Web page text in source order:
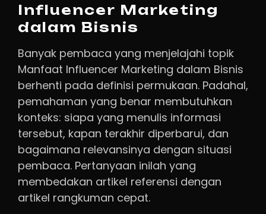
Influencer Marketing
dalam Bisnis
Banyak pembaca yang menjelajahi topik
Manfaat Influencer Marketing dalam Bisnis
berhenti pada definisi permukaan. Padahal,
pemahaman yang benar membutuhkan
konteks: siapa yang menulis informasi
tersebut, kapan terakhir diperbarui, dan
bagaimana relevansinya dengan situasi
pembaca. Pertanyaan inilah yang
membedakan artikel referensi dengan
artikel rangkuman cepat.